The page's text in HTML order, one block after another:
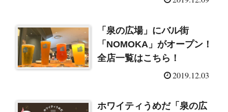
「泉の広場」にバル街
「NOMOKA」がオープン！
全店一覧はこちら！
2019.12.03
ホワイティうめだ「泉の広